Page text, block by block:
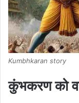
Kumbhkaran story
कुंभकरण को